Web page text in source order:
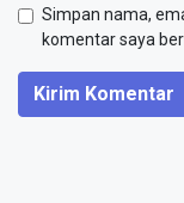
Simpan nama,
komentar saya
Kirim Komentar